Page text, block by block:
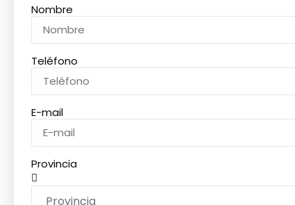
Nombre
Teléfono
E-mail
Provincia